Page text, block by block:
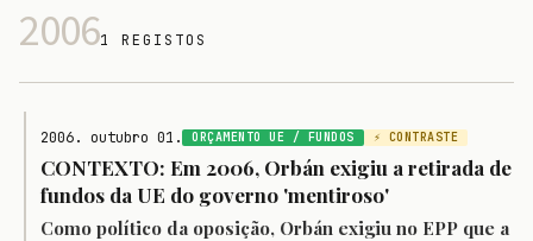
20061 REGISTOS
2006. outubro 01. ORÇAMENTO UE / FUNDOS ⚡ CONTRASTE
CONTEXTO: Em 2006, Orbán exigiu a retirada de
fundos da UE do governo 'mentiroso'
Como político da oposição, Orbán exigiu no EPP que a